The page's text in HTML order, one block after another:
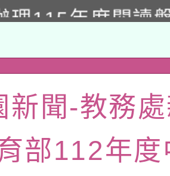
理115年度閱讀
素養講師名單
內容與教學軟
陸委員會函釋公
赴陸應申請許可
濟部水利署委託
新聞-教務
育部112年